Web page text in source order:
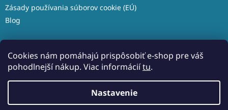
Cookies nám pomáhajú prispôsobiť e-shop pre váš
pohodlnejší nákup. Viac informáciítu.
Nastavenie
Zásady používania súborov cookie (EÚ)
Blog